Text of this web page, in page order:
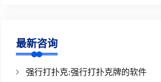
最新咨询
强行打扑克;强行打扑克牌的软件